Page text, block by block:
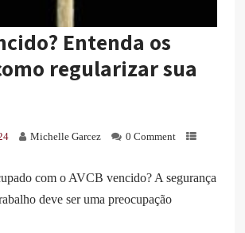
Entenda os
regularizar sua
Michelle Garcez
0 Comment
com o AVCB vencido? A segurança
deve ser uma preocupação